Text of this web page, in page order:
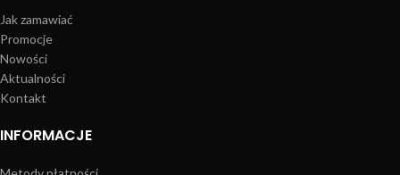
Jak zamawiać
Promocje
Nowości
Aktualności
Kontakt
INFORMACJE